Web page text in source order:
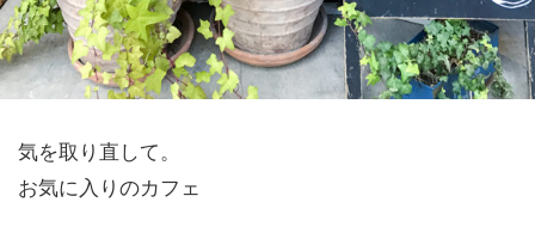
気を取り直して。
お気に入りのカフェ